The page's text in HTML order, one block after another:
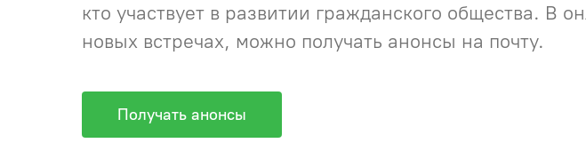
кто участвует в развитии гражданского общества.
новых встречах, можно получать анонсы на почту.
Получать анонсы